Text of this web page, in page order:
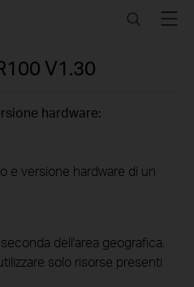
SearchMenu
V1.30
hardware:
e versione hardware di un
dell'area geografica.
solo risorse presenti